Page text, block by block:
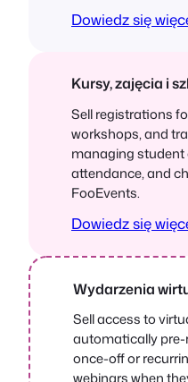
Dowiedz się
Kursy, zajęcia i
Sell registrations
workshops, and
managing student
attendance, and
FooEvents.
Dowiedz się
Wydarzenia
Sell access to
automatically
once-off or
webinars when